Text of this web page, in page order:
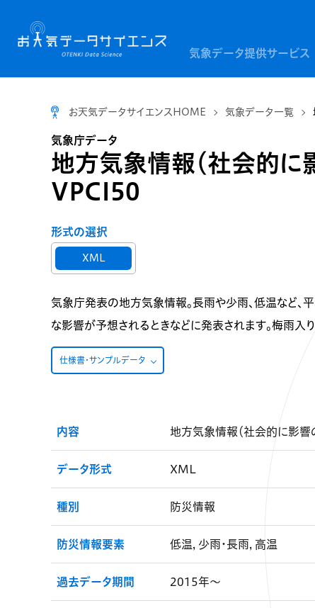
気象データ提供サービス
お天気データサイエンスHOME 気象データ一覧
気象庁データ
地方気象情報（社会的に
VPCI50
形式の選択
XML
気象庁発表の地方気象情報。長雨や少雨、低温など
な影響が予想されるときなどに発表されます。梅雨入
仕様書・サンプルデータ
内容 地方気象情報（社会的に影響
データ形式 XML
種別 防災情報
防災情報要素 低温, 少雨・長雨, 高温
過去データ期間 2015年～